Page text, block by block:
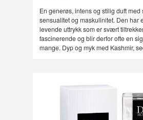
En generøs, intens og stilig duft med
sensualitet og maskulinitet. Den har
levende uttrykk som er svært
fascinerende og blir derfor ofte en
mange. Dyp og myk med Kashmir,